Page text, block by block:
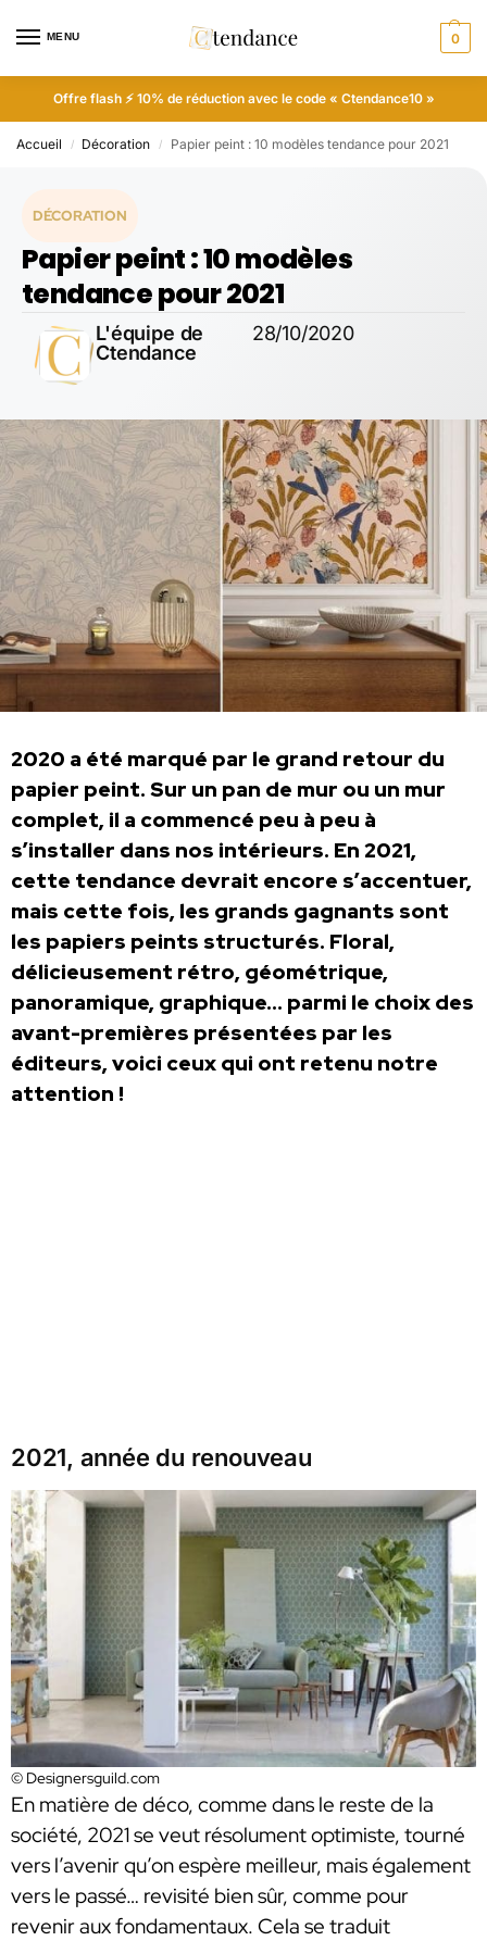
MENU 0
Offre flash ⚡ 10% de réduction avec le code « Ctendance10 »
Accueil / Décoration / Papier peint : 10 modèles tendance pour 2021
DÉCORATION
Papier peint : 10 modèles
tendance pour 2021
L'équipe de
Ctendance
28/10/2020
2020 a été marqué par le grand retour du
papier peint. Sur un pan de mur ou un mur
complet, il a commencé peu à peu à
s’installer dans nos intérieurs. En 2021,
cette tendance devrait encore s’accentuer,
mais cette fois, les grands gagnants sont
les papiers peints structurés. Floral,
délicieusement rétro, géométrique,
panoramique, graphique… parmi le choix des
avant-premières présentées par les
éditeurs, voici ceux qui ont retenu notre
attention !
2021, année du renouveau
© Designersguild.com
En matière de déco, comme dans le reste de la
société, 2021 se veut résolument optimiste, tourné
vers l’avenir qu’on espère meilleur, mais également
vers le passé… revisité bien sûr, comme pour
revenir aux fondamentaux. Cela se traduit